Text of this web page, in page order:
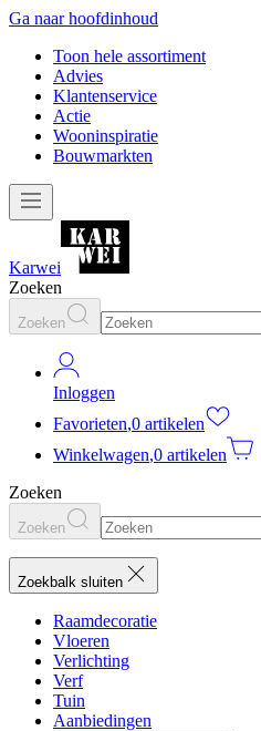
Ga naar hoofdinhoud
Toon hele assortiment
Advies
Klantenservice
Actie
Wooninspiratie
Bouwmarkten
Karwei
Zoeken
Zoeken
Inloggen
Favorieten,0 artikelen
Winkelwagen,0 artikelen
Zoeken
Zoeken
Zoekbalk sluiten
Raamdecoratie
Vloeren
Verlichting
Verf
Tuin
Aanbiedingen